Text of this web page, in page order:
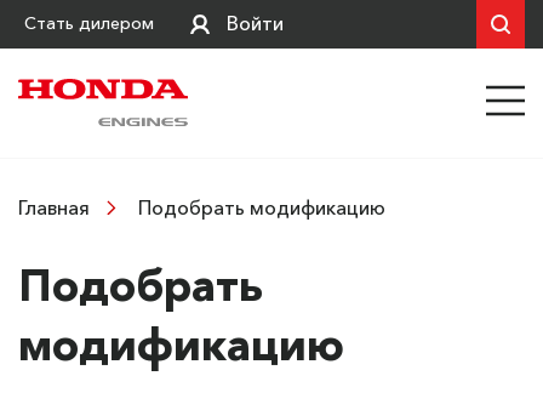
Стать дилером Войти
Главная Подобрать модификацию
Подобрать
модификацию